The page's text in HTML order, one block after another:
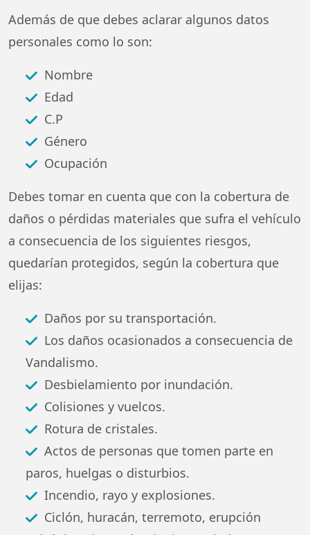
Además de que debes aclarar algunos datos
personales como lo son:
Nombre
Edad
C.P
Género
Ocupación
Debes tomar en cuenta que con la cobertura de
daños o pérdidas materiales que sufra el vehículo
a consecuencia de los siguientes riesgos,
quedarían protegidos, según la cobertura que
elijas:
Daños por su transportación.
Los daños ocasionados a consecuencia de
Vandalismo.
Desbielamiento por inundación.
Colisiones y vuelcos.
Rotura de cristales.
Actos de personas que tomen parte en
paros, huelgas o disturbios.
Incendio, rayo y explosiones.
Ciclón, huracán, terremoto, erupción